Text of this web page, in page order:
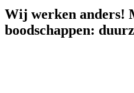
Wij werken anders!
boodschappen: